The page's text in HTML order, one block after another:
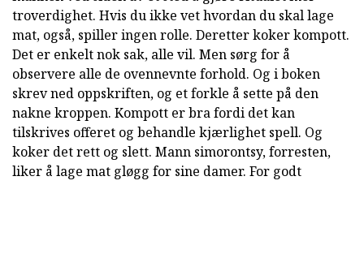
troverdighet. Hvis du ikke vet hvordan du skal lage
mat, også, spiller ingen rolle. Deretter koker kompott.
Det er enkelt nok sak, alle vil. Men sørg for å
observere alle de ovennevnte forhold. Og i boken
skrev ned oppskriften, og et forkle å sette på den
nakne kroppen. Kompott er bra fordi det kan
tilskrives offeret og behandle kjærlighet spell. Og
koker det rett og slett. Mann simorontsy, forresten,
liker å lage mat gløgg for sine damer. For godt